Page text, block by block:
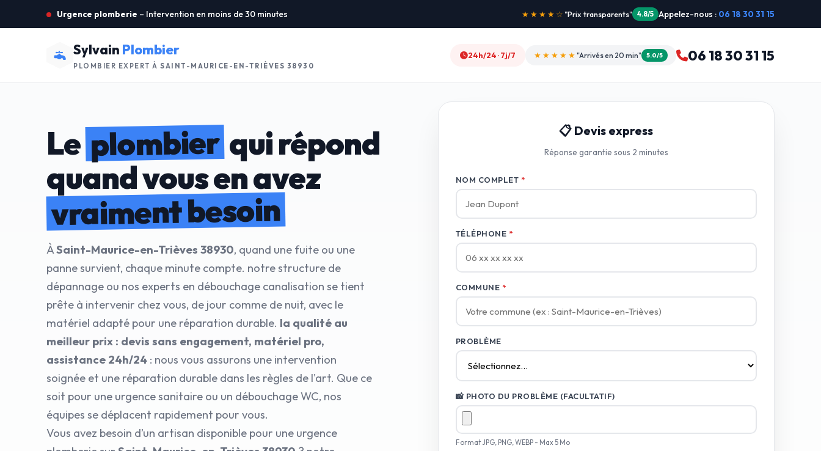
Urgence plomberie – Intervention en moins de 30 minutes ★★★★★ "Intervention dimanche" 5.0/5 Appelez-nous : 06 18 30 31 15
Sylvain Plombier
PLOMBIER EXPERT À SAINT-MAURICE-EN-TRIÈVES 38930
24h/24 · 7j/7 ★★★★★ "Arrivés en 20 min" 5.0/5 06 18 30 31 15
Leplombierqui répond
quand vous en avez
vraiment besoin
ÀSaint-Maurice-en-Trièves 38930, quand une fuite ou une
panne survient, chaque minute compte. notre structure de
dépannage ou nos experts en débouchage canalisation se tient
prête à intervenir chez vous, de jour comme de nuit, avec le
matériel adapté pour une réparation durable. la qualité au
meilleur prix : devis sans engagement, matériel pro,
assistance 24h/24 : nous vous assurons une intervention
soignée et une réparation durable dans les règles de l'art. Que ce
soit pour une urgence sanitaire ou un débouchage WC, nos
équipes se déplacent rapidement pour vous.
Vous avez besoin d’un artisan disponible pour une urgence
📋 Devis express
Réponse garantie sous 2 minutes
NOM COMPLET *
TÉLÉPHONE *
COMMUNE *
PROBLÈME
📸 PHOTO DU PROBLÈME (FACULTATIF)
Format JPG, PNG, WEBP - Max 5 Mo